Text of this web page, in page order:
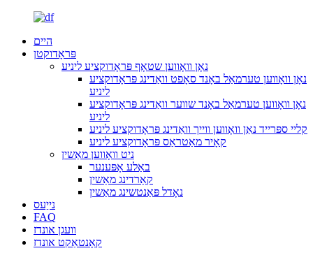
היים
פּראָדוקטן
נאָן וואָווען שטאָף פּראָדוקציע ליניע
נאָן וואָווען טערמאַל באָנד סאָפט וואַדינג פּראָדוקציע
ליניע
נאָן וואָווען טערמאַל באָנד שווער וואַדינג פּראָדוקציע
ליניע
קליי ספּרייד נאַן וואָווען ווייך וואַדינג פּראָדוקציע ליניע
קאָיר מאַטראַס פּראָדוקציע ליניע
ניט וואָווען מאַשין
באַלע אָפּענער
קאַרדינג מאַשין
נאָדל פּאַנטשינג מאַשין
נייַעס
FAQ
וועגן אונדז
קאָנטאַקט אונדז